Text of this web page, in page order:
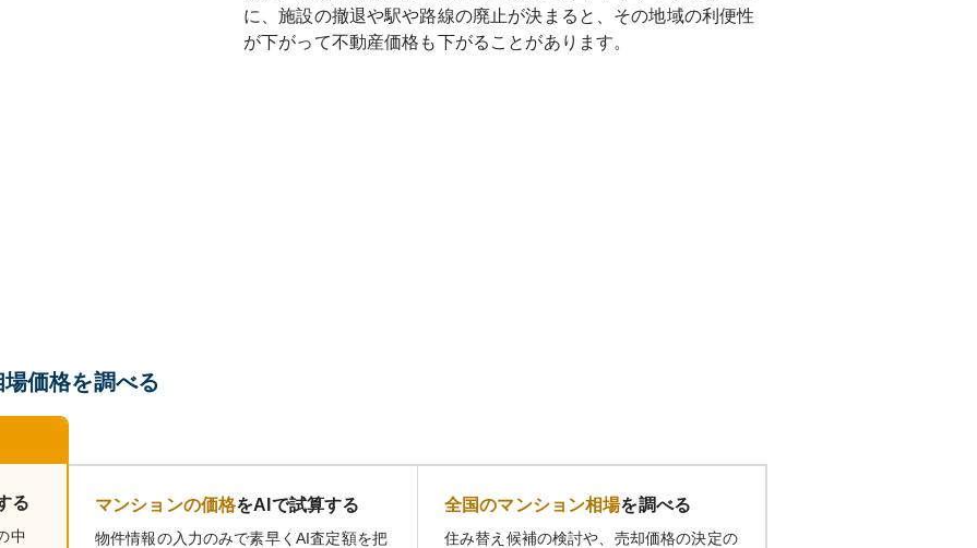
に、施設の撤退や駅や路線の廃止が決まると、その地域の利便性
が下がって不動産価格も下がることがあります。
場価格を調べる
る
中
マンションの価格をAIで試算する
物件情報の入力のみで素早くAI査定額を把
全国のマンション相場を調べる
住み替え候補の検討や、売却価格の決定の